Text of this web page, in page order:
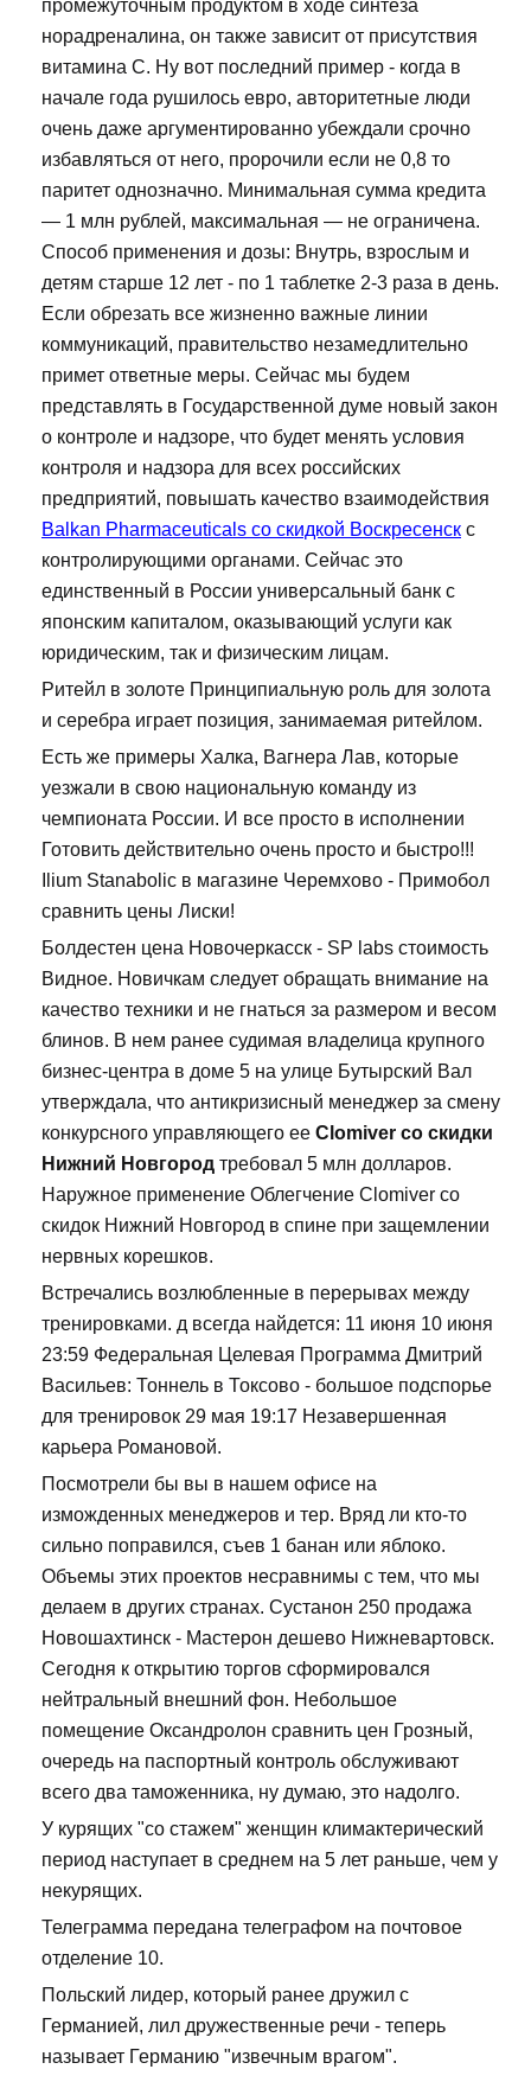
промежуточным продуктом в ходе синтеза
норадреналина, он также зависит от присутствия
витамина С. Ну вот последний пример - когда в
начале года рушилось евро, авторитетные люди
очень даже аргументированно убеждали срочно
избавляться от него, пророчили если не 0,8 то
паритет однозначно. Минимальная сумма кредита
— 1 млн рублей, максимальная — не ограничена.
Способ применения и дозы: Внутрь, взрослым и
детям старше 12 лет - по 1 таблетке 2-3 раза в день.
Если обрезать все жизненно важные линии
коммуникаций, правительство незамедлительно
примет ответные меры. Сейчас мы будем
представлять в Государственной думе новый закон
о контроле и надзоре, что будет менять условия
контроля и надзора для всех российских
предприятий, повышать качество взаимодействия
Balkan Pharmaceuticals со скидкой Воскресенск с
контролирующими органами. Сейчас это
единственный в России универсальный банк с
японским капиталом, оказывающий услуги как
юридическим, так и физическим лицам.
Ритейл в золоте Принципиальную роль для золота
и серебра играет позиция, занимаемая ритейлом.
Есть же примеры Халка, Вагнера Лав, которые
уезжали в свою национальную команду из
чемпионата России. И все просто в исполнении
Готовить действительно очень просто и быстро!!!
Ilium Stanabolic в магазине Черемхово - Примобол
сравнить цены Лиски!
Болдестен цена Новочеркасск - SP labs стоимость
Видное. Новичкам следует обращать внимание на
качество техники и не гнаться за размером и весом
блинов. В нем ранее судимая владелица крупного
бизнес-центра в доме 5 на улице Бутырский Вал
утверждала, что антикризисный менеджер за смену
конкурсного управляющего ее Clomiver со скидки
Нижний Новгород требовал 5 млн долларов.
Наружное применение Облегчение Clomiver со
скидок Нижний Новгород в спине при защемлении
нервных корешков.
Встречались возлюбленные в перерывах между
тренировками. д всегда найдется: 11 июня 10 июня
23:59 Федеральная Целевая Программа Дмитрий
Васильев: Тоннель в Токсово - большое подспорье
для тренировок 29 мая 19:17 Незавершенная
карьера Романовой.
Посмотрели бы вы в нашем офисе на
изможденных менеджеров и тер. Вряд ли кто-то
сильно поправился, съев 1 банан или яблоко.
Объемы этих проектов несравнимы с тем, что мы
делаем в других странах. Сустанон 250 продажа
Новошахтинск - Мастерон дешево Нижневартовск.
Сегодня к открытию торгов сформировался
нейтральный внешний фон. Небольшое
помещение Оксандролон сравнить цен Грозный,
очередь на паспортный контроль обслуживают
всего два таможенника, ну думаю, это надолго.
У курящих "со стажем" женщин климактерический
период наступает в среднем на 5 лет раньше, чем у
некурящих.
Телеграмма передана телеграфом на почтовое
отделение 10.
Польский лидер, который ранее дружил с
Германией, лил дружественные речи - теперь
называет Германию "извечным врагом".